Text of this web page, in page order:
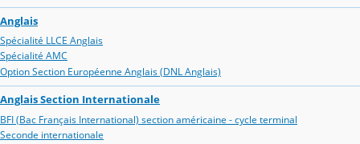
Anglais
Spécialité LLCE Anglais
Spécialité AMC
Option Section Européenne Anglais (DNL Anglais)
Anglais Section Internationale
BFI (Bac Français International) section américaine - cycle terminal
Seconde internationale